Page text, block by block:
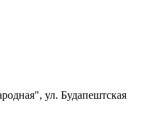
ул. Будапештская